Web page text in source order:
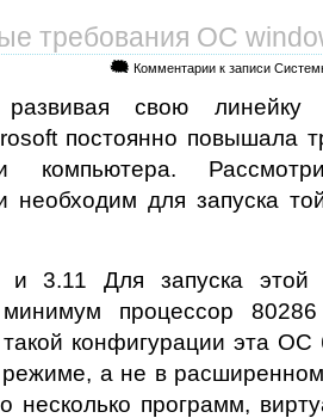
требования ОС
Комментарии к записи
развивая свою линейку
постоянно повышала
компьютера.
необходим для запуска
и 3.11 Для запуска
минимум процессор
конфигурации эта ОС
а не в
несколько программ,